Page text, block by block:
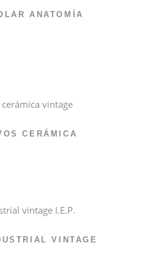
ANATOMÍA
CERÁMICA
VINTAGE